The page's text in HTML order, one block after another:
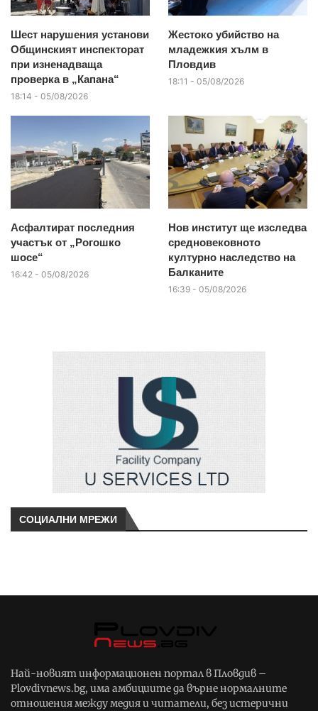
Шест нарушения установи
Общинският инспекторат
при изненадваща
проверка в „Капана“
18:14 - 05/08/2026
Жестоко убийство на
младежкия хълм в
Пловдив
18:11 - 05/08/2026
Асфалтират последния
участък от „Рогошко
шосе“
16:42 - 05/08/2026
Нов институт ще изследва
средновековното
културно наследство на
Балканите
16:39 - 05/08/2026
СОЦИАЛНИ МРЕЖИ
Най-новият информационен портал в Пловдив –
Plovdivnews.bg, има амбициите да върне нормалните
отношения между медия и читатели, без истерични